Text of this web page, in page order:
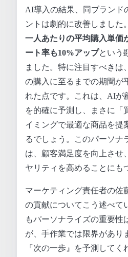
AI導入の結果、同ブランド
ントは劇的に改善しました
一人あたりの平均購入単価
ート率も10%アップという
ました。特に注目すべきは
の購入に至るまでの期間が
れた点です。これは、AIが
を的確に予測し、まさに「
イミングで最適な商品を提
るでしょう。このパーソナ
は、顧客満足度を向上させ
ヤリティを高めることにも
マーケティング責任者の佐
の貢献についてこう述べて
もパーソナライズの重要性
が、手作業では限界があり
『次の一歩』を予測して